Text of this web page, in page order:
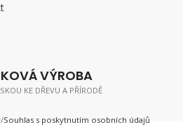
VÝROBA
zajistí
KE DŘEVU A PŘÍRODĚ
/Souhlas s poskytnutím osobních údajů